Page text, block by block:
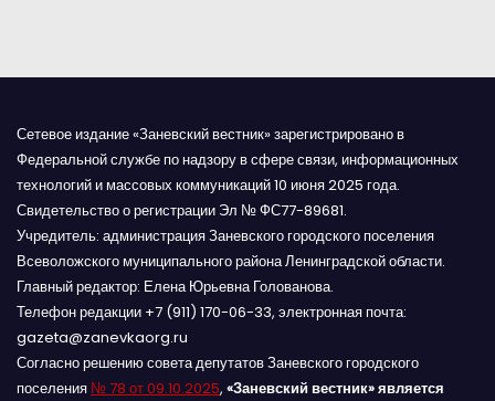
м
Сетевое издание «Заневский вестник» зарегистрировано в
Федеральной службе по надзору в сфере связи, информационных
технологий и массовых коммуникаций 10 июня 2025 года.
Свидетельство о регистрации Эл № ФС77-89681.
Учредитель: администрация Заневского городского поселения
Всеволожского муниципального района Ленинградской области.
Главный редактор: Елена Юрьевна Голованова.
Телефон редакции +7 (911) 170-06-33, электронная почта:
gazeta@zanevkaorg.ru
Согласно решению совета депутатов Заневского городского
поселения № 78 от 09.10.2025, «Заневский вестник» является